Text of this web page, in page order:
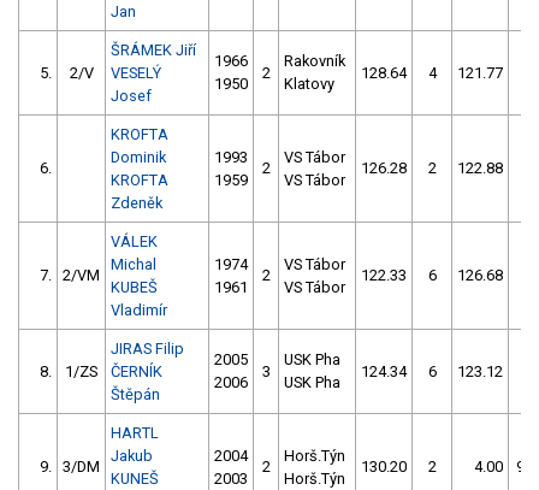
Jan
5. 2/V
ŠRÁMEK Jiří
VESELÝ
Josef
1966
1950
2
Rakovník
Klatovy
128.64 4 121.77
6.
KROFTA
Dominik
KROFTA
Zdeněk
1993
1959
2
VS Tábor
VS Tábor
126.28 2 122.88
7. 2/VM
VÁLEK
Michal
KUBEŠ
Vladimír
1974
1961
2
VS Tábor
VS Tábor
122.33 6 126.68
8. 1/ZS
JIRAS Filip
ČERNÍK
Štěpán
2005
2006
3
USK Pha
USK Pha
124.34 6 123.12
9. 3/DM
HARTL
Jakub
KUNEŠ
2004
2003
2
Horš.Týn
Horš.Týn
130.20 2 4.00